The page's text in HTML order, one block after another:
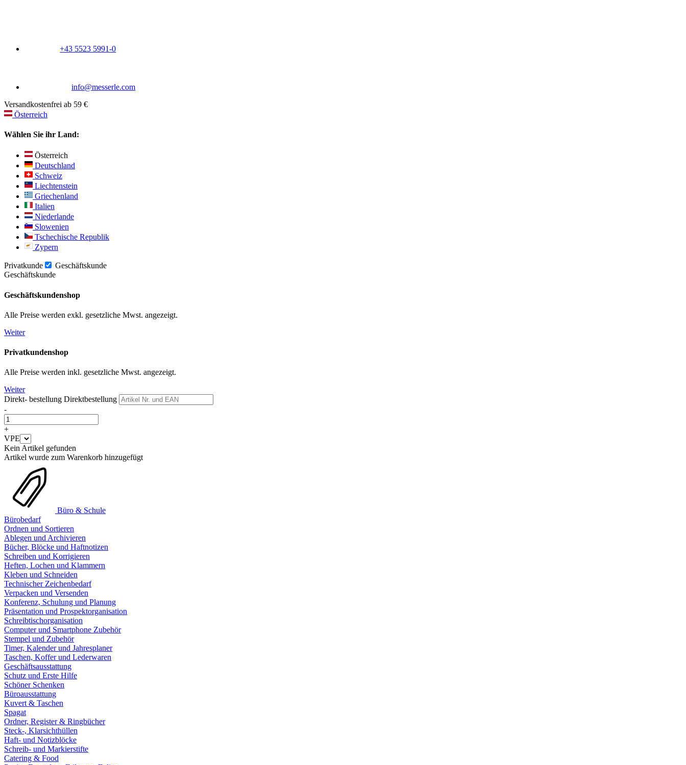
+43 5523 5991-0
info@messerle.com
Versandkostenfrei ab 59 €
Österreich
Wählen Sie ihr Land:
Österreich
Deutschland
Schweiz
Liechtenstein
Griechenland
Italien
Niederlande
Slowenien
Tschechische Republik
Zypern
Privatkunde
Geschäftskunde
Geschäftskunde
Geschäftskundenshop
Alle Preise werden exkl. gesetzliche Mwst. angezeigt.
Weiter
Privatkundenshop
Alle Preise werden inkl. gesetzliche Mwst. angezeigt.
Weiter
Direkt- bestellung Direktbestellung
-
+
VPE
Kein Artikel gefunden
Artikel wurde zum Warenkorb hinzugefügt
Büro & Schule
Bürobedarf
Ordnen und Sortieren
Ablegen und Archivieren
Bücher, Blöcke und Haftnotizen
Schreiben und Korrigieren
Heften, Lochen und Klammern
Kleben und Schneiden
Technischer Zeichenbedarf
Verpacken und Versenden
Konferenz, Schulung und Planung
Präsentation und Prospektorganisation
Schreibtischorganisation
Computer und Smartphone Zubehör
Stempel und Zubehör
Timer, Kalender und Jahresplaner
Taschen, Koffer und Lederwaren
Geschäftsausstattung
Schutz und Erste Hilfe
Schöner Schenken
Büroausstattung
Kuvert & Taschen
Spagat
Ordner, Register & Ringbücher
Steck-, Klarsichthüllen
Haft- und Notizblöcke
Schreib- und Markierstifte
Catering & Food